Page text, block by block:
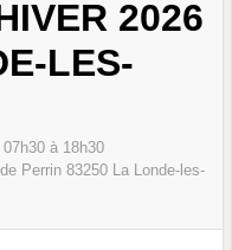
2026
LES-
07h30 à 18h30
Perrin 83250 La Londe-les-